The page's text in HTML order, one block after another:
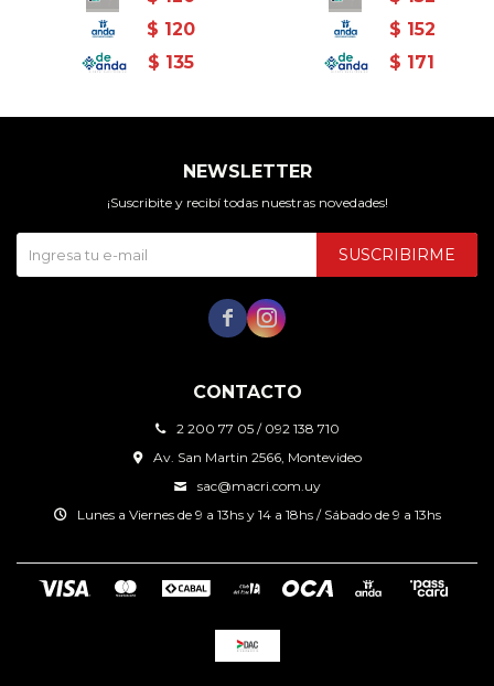
$ 120
$ 135
$ 152
$ 171
CONTACTO
2 200 77 05 / 092 138 710
Av. San Martin 2566, Montevideo
sac@macri.com.uy
Lunes a Viernes de 9 a 13hs y 14 a 18hs / Sábado de 9 a 13hs
NEWSLETTER
¡Suscribite y recibí todas nuestras novedades!
SUSCRIBIRME
 